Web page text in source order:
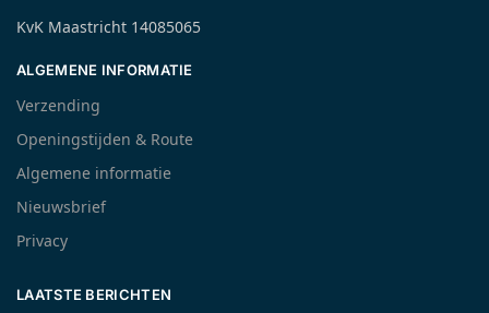
KvK Maastricht 14085065
ALGEMENE INFORMATIE
Verzending
Openingstijden & Route
Algemene informatie
Nieuwsbrief
Privacy
LAATSTE BERICHTEN